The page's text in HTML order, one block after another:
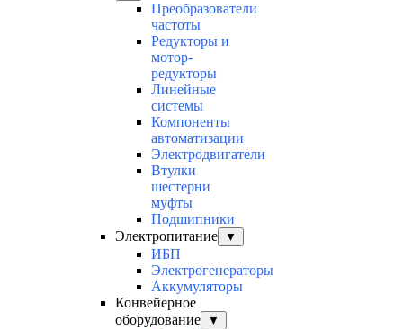
Преобразователи
частоты
Редукторы и
мотор-
редукторы
Линейные
системы
Компоненты
автоматизации
Электродвигатели
Втулки
шестерни
муфты
Подшипники
Электропитание
▼
ИБП
Электрогенераторы
Аккумуляторы
Конвейерное
оборудование
▼